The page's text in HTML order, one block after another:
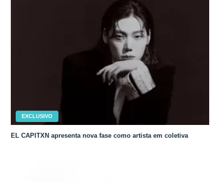
EXCLUSIVO
EL CAPITXN apresenta nova fase como artista em coletiva